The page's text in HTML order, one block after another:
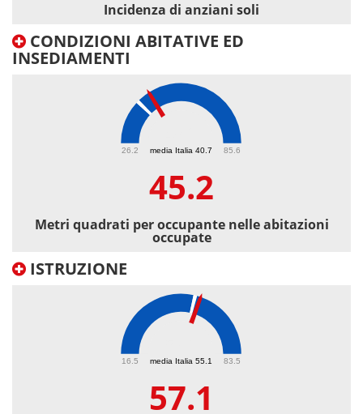
Incidenza di anziani soli
CONDIZIONI ABITATIVE ED
INSEDIAMENTI
media Italia 40.7
26.2 85.6
45.2
Metri quadrati per occupante nelle abitazioni
occupate
ISTRUZIONE
media Italia 55.1
16.5 83.5
57.1